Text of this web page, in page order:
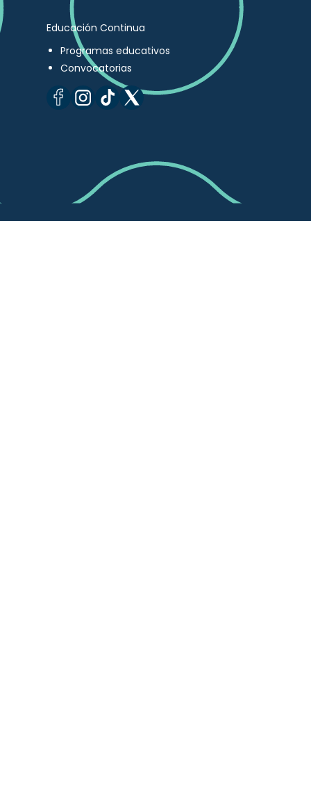
Educación Continua
Programas educativos
Convocatorias